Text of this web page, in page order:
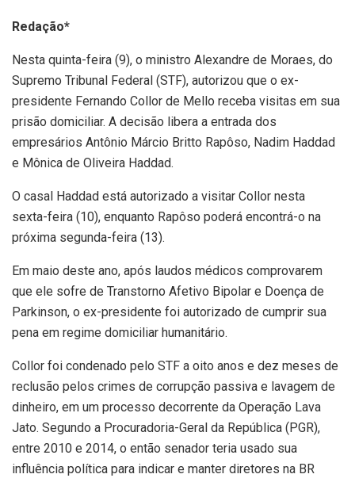
Redação*
Nesta quinta-feira (9), o ministro Alexandre de Moraes, do
Supremo Tribunal Federal (STF), autorizou que o ex-
presidente Fernando Collor de Mello receba visitas em sua
prisão domiciliar. A decisão libera a entrada dos
empresários Antônio Márcio Britto Rapôso, Nadim Haddad
e Mônica de Oliveira Haddad.
O casal Haddad está autorizado a visitar Collor nesta
sexta-feira (10), enquanto Rapôso poderá encontrá-o na
próxima segunda-feira (13).
Em maio deste ano, após laudos médicos comprovarem
que ele sofre de Transtorno Afetivo Bipolar e Doença de
Parkinson, o ex-presidente foi autorizado de cumprir sua
pena em regime domiciliar humanitário.
Collor foi condenado pelo STF a oito anos e dez meses de
reclusão pelos crimes de corrupção passiva e lavagem de
dinheiro, em um processo decorrente da Operação Lava
Jato. Segundo a Procuradoria-Geral da República (PGR),
entre 2010 e 2014, o então senador teria usado sua
influência política para indicar e manter diretores na BR